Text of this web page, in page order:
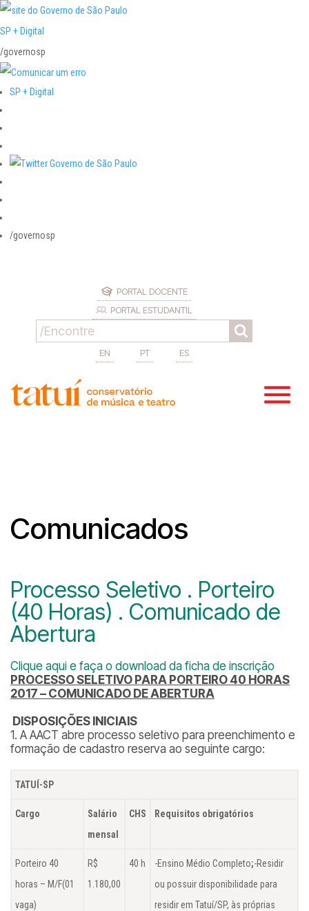
SP + Digital
/governosp
SP + Digital
/governosp
PORTAL DOCENTE
PORTAL ESTUDANTIL
EN PT ES
Comunicados
Processo Seletivo . Porteiro
(40 Horas) . Comunicado de
Abertura
Clique aqui e faça o download da ficha de inscrição
PROCESSO SELETIVO PARA PORTEIRO 40 HORAS
2017 – COMUNICADO DE ABERTURA
DISPOSIÇÕES INICIAIS
1. A AACT abre processo seletivo para preenchimento e
formação de cadastro reserva ao seguinte cargo:
TATUÍ-SP
Cargo
Salário
mensal
CHS Requisitos obrigatórios
Porteiro 40
horas – M/F(01
vaga)
R$
1.180,00
40 h -Ensino Médio Completo;-Residir
ou possuir disponibilidade para
residir em Tatuí/SP, às próprias